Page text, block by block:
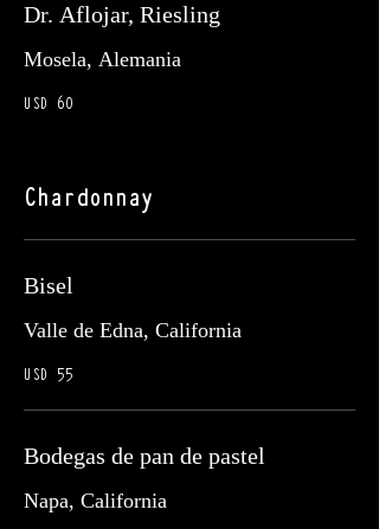
Dr. Aflojar, Riesling
Mosela, Alemania
USD 60
Chardonnay
Bisel
Valle de Edna, California
USD 55
Bodegas de pan de pastel
Napa, California